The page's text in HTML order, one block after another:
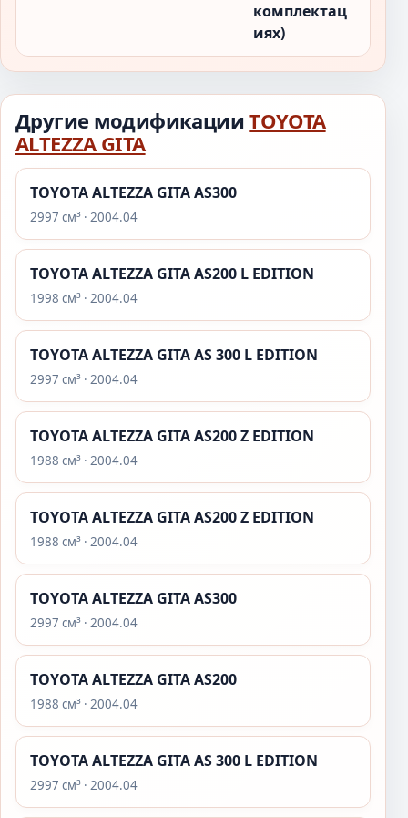
комплектац
иях)
Другие модификацииTOYOTA
ALTEZZA GITA
TOYOTA ALTEZZA GITA AS300
2997 см³ · 2004.04
TOYOTA ALTEZZA GITA AS200 L EDITION
1998 см³ · 2004.04
TOYOTA ALTEZZA GITA AS 300 L EDITION
2997 см³ · 2004.04
TOYOTA ALTEZZA GITA AS200 Z EDITION
1988 см³ · 2004.04
TOYOTA ALTEZZA GITA AS200 Z EDITION
1988 см³ · 2004.04
TOYOTA ALTEZZA GITA AS300
2997 см³ · 2004.04
TOYOTA ALTEZZA GITA AS200
1988 см³ · 2004.04
TOYOTA ALTEZZA GITA AS 300 L EDITION
2997 см³ · 2004.04